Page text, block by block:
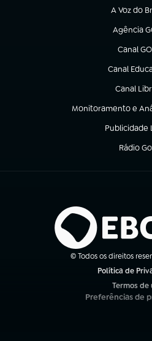
A Voz do
(abre em
Agência
(abre em
Canal
(abre em
Canal
(abre em
Canal
(abre em
Monitoramento e
(abre em nova aba)
Publicidade
(abre em
Rádio
(abre em
© Todos os direitos
Política de
Termos de
(abre em
Preferências de